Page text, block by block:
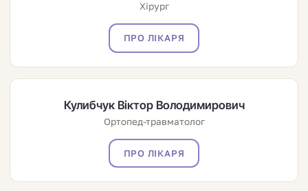
Хірург
ПРО ЛІКАРЯ
Кулибчук Віктор Володимирович
Ортопед-травматолог
ПРО ЛІКАРЯ